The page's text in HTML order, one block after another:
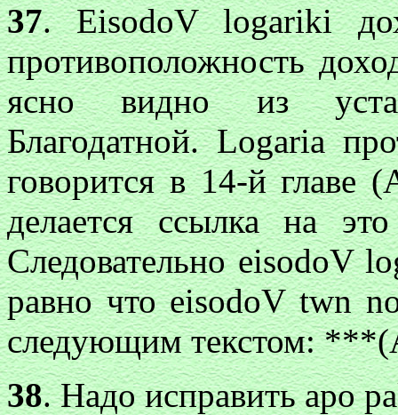
37.EisodoV logariki
противоположность
ясно видно из
Благодатной.Logaria
говорится в 14-й главе
делается ссылка на
СледовательноeisodoV
равно чтоeisodoV twn
следующим текстом:
38. Надо исправить apo